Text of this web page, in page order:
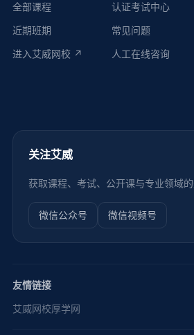
全部课程
近期班期
进入艾威网校 ↗
认证考试中心
常见问题
人工在线咨询
关注艾威
获取课程、考试、公开课与专业领域的
微信公众号 微信视频号
友情链接
艾威网校厚学网